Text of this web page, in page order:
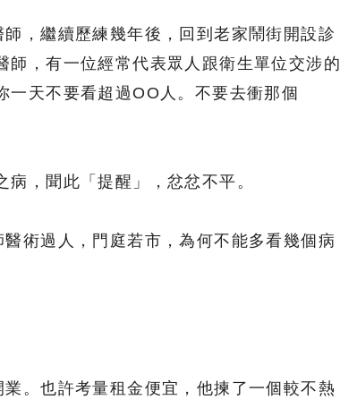
，繼續歷練幾年後，回到老家鬧街開設診
師，有一位經常代表眾人跟衛生單位交涉的
天不要看超過OO人。不要去衝那個
，聞此「提醒」，忿忿不平。
術過人，門庭若市，為何不能多看幾個病
。也許考量租金便宜，他揀了一個較不熱